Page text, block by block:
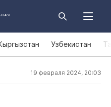
Узбекистан
19 февраля 2024, 20:03